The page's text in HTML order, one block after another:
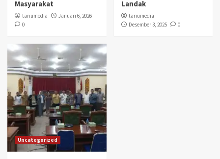
Masyarakat
tariumedia
Januari 6, 2026
0
Landak
tariumedia
Desember 3, 2025
0
Uncategorized